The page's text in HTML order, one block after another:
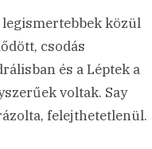
legismertebbek közül
csodás
és a Léptek a
voltak. Say
felejthetetlenül.